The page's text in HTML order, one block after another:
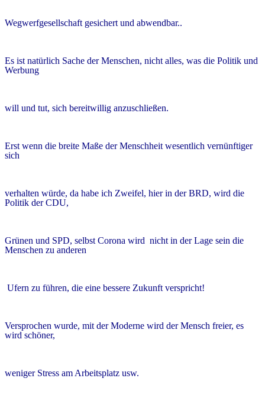
Wegwerfgesellschaft gesichert und abwendbar..
Es ist natürlich Sache der Menschen, nicht alles, was die Politik und
Werbung
will und tut, sich bereitwillig anzuschließen.
Erst wenn die breite Maße der Menschheit wesentlich vernünftiger
sich
verhalten würde, da habe ich Zweifel, hier in der BRD, wird die
Politik der CDU,
Grünen und SPD, selbst Corona wird nicht in der Lage sein die
Menschen zu anderen
Ufern zu führen, die eine bessere Zukunft verspricht!
Versprochen wurde, mit der Moderne wird der Mensch freier, es
wird schöner,
weniger Stress am Arbeitsplatz usw.